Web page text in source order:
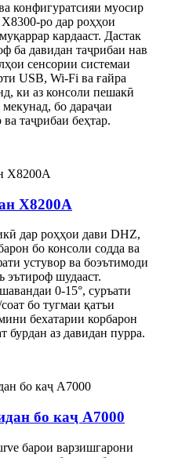
конфигуратсияи муосир
ро дар роҳҳои
кардааст. Дастак
ба давидан таҷрибаи нав
сенсории системаи
USB, Wi-Fi ва ғайра
ки аз консоли пешакӣ
бо дараҷаи
таҷрибаи беҳтар.
X8200A
дар роҳҳои дави DHZ,
бо консоли содда ва
устувор ва боэътимоди
эътироф шудааст.
0-15°, суръати
бо тугмаи қатъи
бехатарии корбарон
бурдан аз давидан пурра.
бо каҷ A7000
барои варзишгарони